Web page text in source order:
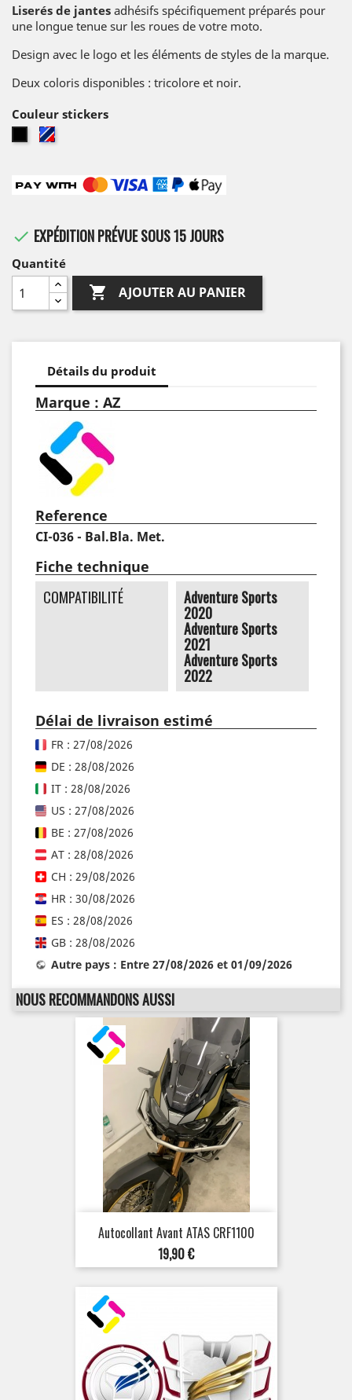
Liserés de jantes adhésifs spécifiquement préparés pour
une longue tenue sur les roues de votre moto.
Design avec le logo et les éléments de styles de la marque.
Deux coloris disponibles : tricolore et noir.
Couleur stickers
Noir Tricolore
 EXPÉDITION PRÉVUE SOUS 15 JOURS
Quantité
 AJOUTER AU PANIER
Détails du produit
Marque : AZ
Reference
CI-036 - Bal.Bla. Met.
Fiche technique
COMPATIBILITÉ Adventure Sports
2020
Adventure Sports
2021
Adventure Sports
2022
Délai de livraison estimé
FR : 27/08/2026
DE : 28/08/2026
IT : 28/08/2026
US : 27/08/2026
BE : 27/08/2026
AT : 28/08/2026
CH : 29/08/2026
HR : 30/08/2026
ES : 28/08/2026
GB : 28/08/2026
Autre pays : Entre 27/08/2026 et 01/09/2026
NOUS RECOMMANDONS AUSSI
Autocollant Avant ATAS CRF1100
Prix
19,90 €